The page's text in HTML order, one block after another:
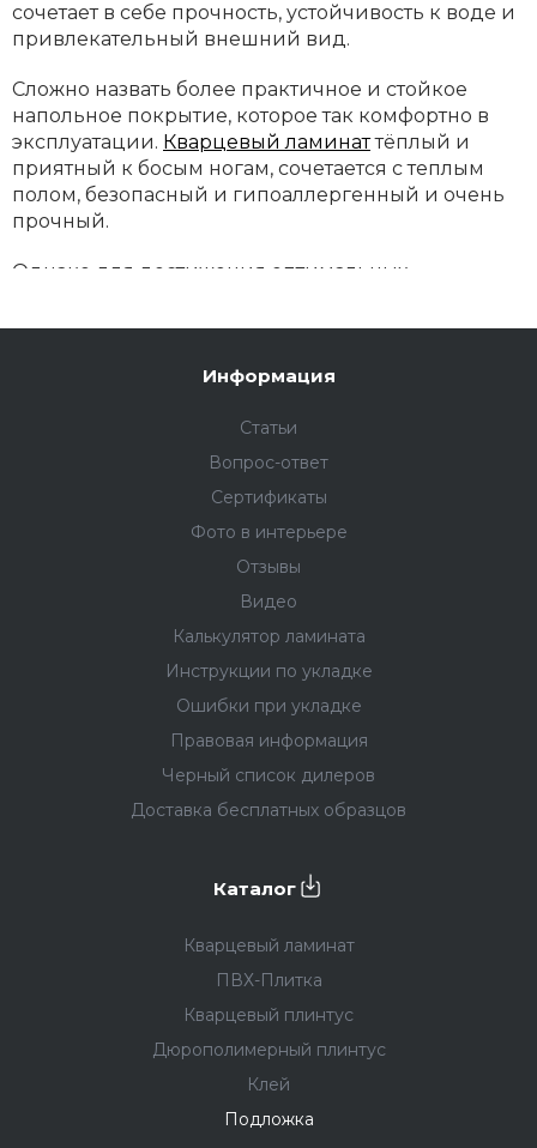
сочетает в себе прочность, устойчивость к воде и
привлекательный внешний вид.
Сложно назвать более практичное и стойкое
напольное покрытие, которое так комфортно в
эксплуатации. Кварцевый ламинаттёплый и
приятный к босым ногам, сочетается с теплым
полом, безопасный и гипоаллергенный и очень
прочный.
Однако для достижения оптимальных
эстетического восприятия не обойтись без
рассмотрим, зачем нужна подложка для
как правильно выбрать подходящий вариант.
Существует несколько типов подложек, которые
можно использовать под кварцевый ламинат:
Подложка из экструдированного полистирола
выполняет важные функции: обеспечивает
теплоизоляцию, заглушает звук шагов и
сглаживает пыль и песчинки, которые могут
остаться даже после идеальной уборки.
В 1 упаковке 6 м2. Подложка совместима со всеми
подложки кварцевого ламината. Пробковая
подложка Home Expert предназначена для тепло-
и звукоизоляции помещений, а также для
выравнивания мелких дефектов оснований.
напольные покрытия в жилых и офисных
Информация
Статьи
Вопрос-ответ
Сертификаты
Фото в интерьере
Отзывы
Видео
Калькулятор ламината
Инструкции по укладке
Ошибки при укладке
Правовая информация
Черный список дилеров
Доставка бесплатных образцов
Каталог
Кварцевый ламинат
ПВХ-Плитка
Кварцевый плинтус
Дюрополимерный плинтус
Клей
Подложка